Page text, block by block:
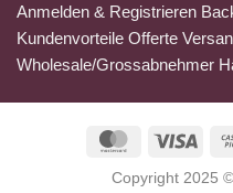
Anmelden & Registrieren
Kundenvorteile Offerte
Wholesale/Grossabnehmer
MasterCardVisa
Copyright 2025 ©